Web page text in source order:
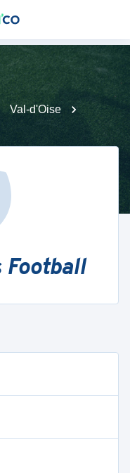
Val-d'Oise
Football